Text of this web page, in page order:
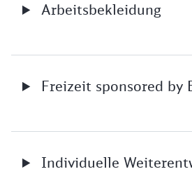
Arbeitsbekleidung
Freizeit sponsored by
Individuelle